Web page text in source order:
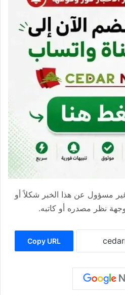
مسؤول عن هذا الخبر شكلاً أو
نظر مصدره أو كاتبه.
Copy URL